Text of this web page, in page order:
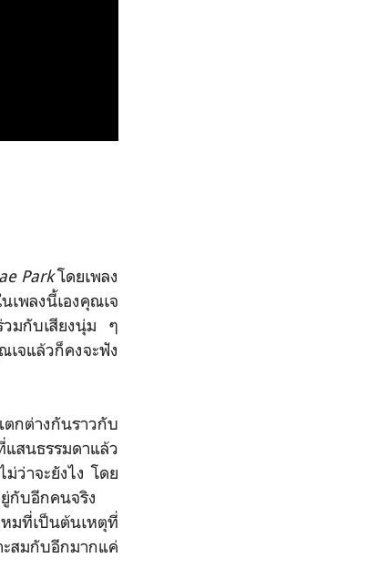
Parkโดยเพลง
พลงนี้เองคุณเจ
วมกับเสียงนุ่ม ๆ
จแล้วก็คงจะฟัง
กต่างกันราวกับ
สนธรรมดาแล้ว
ว่าจะยังไง โดย
กับอีกคนจริง
มที่เป็นต้นเหตุที่
สมกับอีกมากแค่